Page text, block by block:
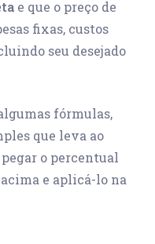
e que o preço de
fixas, custos
seu desejado
fórmulas,
que leva ao
o percentual
e aplicá-lo na